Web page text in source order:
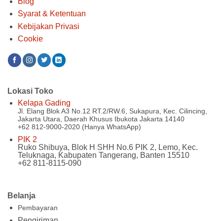
Syarat & Ketentuan
Kebijakan Privasi
Cookie
Belanja
Pembayaran
Lokasi Toko
Kelapa Gading
Jl. Elang Blok A3 No.12 RT.2/RW.6, Sukapura, Kec. Cilincing,
Jakarta Utara, Daerah Khusus Ibukota Jakarta 14140
+62 812-9000-2020 (Hanya WhatsApp)
PIK 2
Ruko Shibuya, Blok H SHH No.6 PIK 2, Lemo, Kec.
Teluknaga, Kabupaten Tangerang, Banten 15510
+62 811-8115-090